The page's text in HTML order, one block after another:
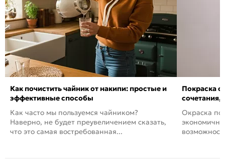
Как почистить чайник от накипи: простые и
эффективные способы
Как часто мы пользуемся чайником?
Наверно, не будет преувеличением сказать,
что это самая востребованная...
Покраска
сочетания,
Окраска